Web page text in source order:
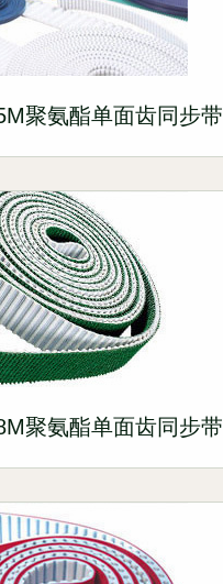
聚氨酯单面齿同步带
聚氨酯单面齿同步带